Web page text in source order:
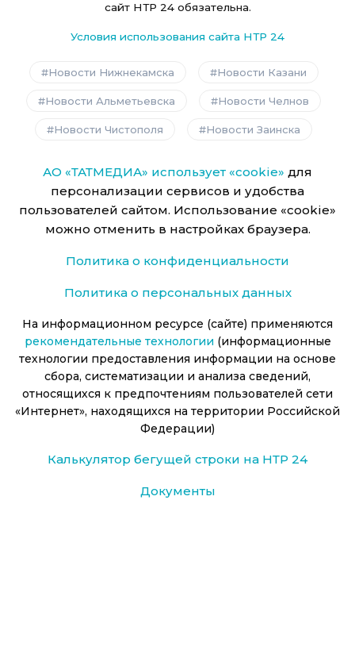
сайт НТР 24 обязательна.
Условия использования сайта НТР 24
Новости Нижнекамска Новости Казани
Новости Альметьевска Новости Челнов
Новости Чистополя Новости Заинска
АО «ТАТМЕДИА» использует «cookie» для
персонализации сервисов и удобства
пользователей сайтом. Использование «cookie»
можно отменить в настройках браузера.
Политика о конфиденциальности
Политика о персональных данных
На информационном ресурсе (сайте) применяются
рекомендательные технологии (информационные
технологии предоставления информации на основе
сбора, систематизации и анализа сведений,
относящихся к предпочтениям пользователей сети
«Интернет», находящихся на территории Российской
Федерации)
Калькулятор бегущей строки на НТР 24
Документы